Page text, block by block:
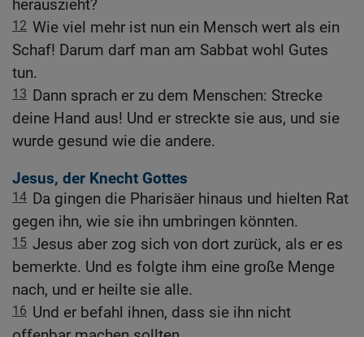
herauszieht?
12 Wie viel mehr ist nun ein Mensch wert als ein
Schaf! Darum darf man am Sabbat wohl Gutes
tun.
13 Dann sprach er zu dem Menschen: Strecke
deine Hand aus! Und er streckte sie aus, und sie
wurde gesund wie die andere.
Jesus, der Knecht Gottes
14 Da gingen die Pharisäer hinaus und hielten Rat
gegen ihn, wie sie ihn umbringen könnten.
15 Jesus aber zog sich von dort zurück, als er es
bemerkte. Und es folgte ihm eine große Menge
nach, und er heilte sie alle.
16 Und er befahl ihnen, dass sie ihn nicht